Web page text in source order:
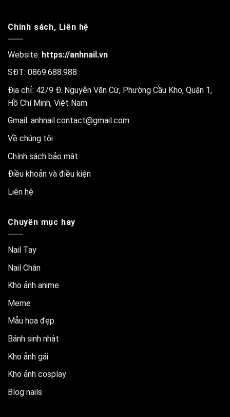
Chính sách, Liên hệ
Website: https://anhnail.vn
SĐT: 0869.688.988
Địa chỉ: 42/9 Đ. Nguyễn Văn Cừ, Phường Cầu Kho, Quận 1,
Hồ Chí Minh, Việt Nam
Gmail: anhnail.contact@gmail.com
Về chúng tôi
Chính sách bảo mật
Điều khoản và điều kiện
Liên hệ
Chuyên mục hay
Nail Tay
Nail Chân
Kho ảnh anime
Meme
Mẫu hoa đẹp
Bánh sinh nhật
Kho ảnh gái
Kho ảnh cosplay
Blog nails